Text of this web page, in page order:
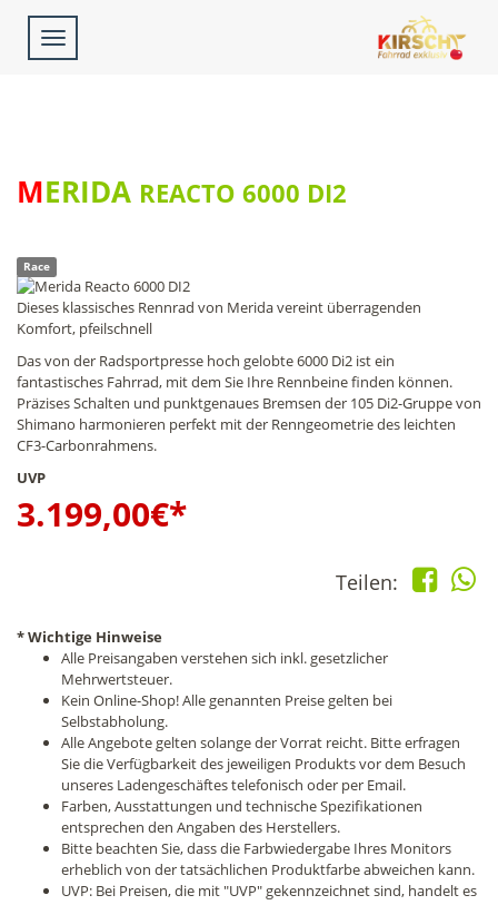
Toggle
navigation
MERIDA REACTO 6000 DI2
Race
Dieses klassisches Rennrad von Merida vereint überragenden
Komfort, pfeilschnell
Das von der Radsportpresse hoch gelobte 6000 Di2 ist ein
fantastisches Fahrrad, mit dem Sie Ihre Rennbeine finden können.
Präzises Schalten und punktgenaues Bremsen der 105 Di2-Gruppe von
Shimano harmonieren perfekt mit der Renngeometrie des leichten
CF3-Carbonrahmens.
UVP
3.199,00€*
Teilen:
* Wichtige Hinweise
Alle Preisangaben verstehen sich inkl. gesetzlicher
Mehrwertsteuer.
Kein Online-Shop! Alle genannten Preise gelten bei
Selbstabholung.
Alle Angebote gelten solange der Vorrat reicht. Bitte erfragen
Sie die Verfügbarkeit des jeweiligen Produkts vor dem Besuch
unseres Ladengeschäftes telefonisch oder per Email.
Farben, Ausstattungen und technische Spezifikationen
entsprechen den Angaben des Herstellers.
Bitte beachten Sie, dass die Farbwiedergabe Ihres Monitors
erheblich von der tatsächlichen Produktfarbe abweichen kann.
UVP: Bei Preisen, die mit "UVP" gekennzeichnet sind, handelt es